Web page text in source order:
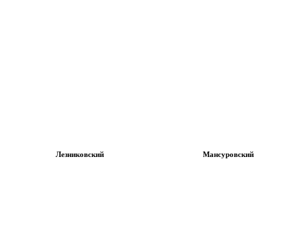
Лезниковский Мансуровский